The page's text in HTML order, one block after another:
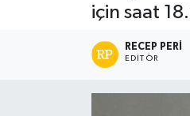
için saat
RECEP PERI
EDITÖR
Haber Arşivi